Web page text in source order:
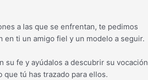
a las que se enfrentan, te pedimos
ti un amigo fiel y un modelo a seguir.
su fe y ayúdalos a descubrir su vocación
que tú has trazado para ellos.